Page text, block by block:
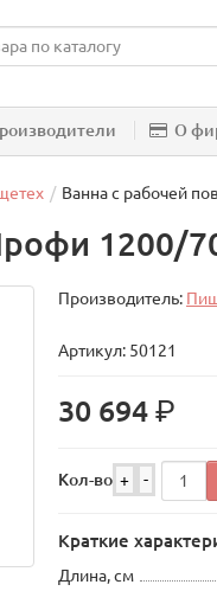
О
Ванна с рабочей
1200/
Производитель:
Артикул: 50121
30 694р.
Кол-во + -
Краткие
Длина, см